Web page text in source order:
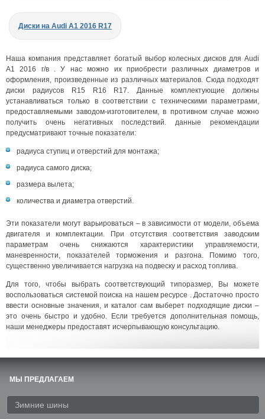
Диски на Audi A1 2016 R17
Наша компания представляет богатый выбор колесных дисков для Audi
A1 2016 г/в . У нас можно их приобрести различных диаметров и
оформления, произведенные из различных материалов. Сюда подходят
диски радиусов R15 R16 R17. Данные комплектующие должны
устанавливаться только в соответствии с техническими параметрами,
предоставляемыми заводом-изготовителем, в противном случае можно
получить очень негативных последствий. данные рекомендации
предусматривают точные показатели:
радиуса ступиц и отверстий для монтажа;
радиуса самого диска;
размера вылета;
количества и диаметра отверстий.
Эти показатели могут варьироваться – в зависимости от модели, объема
двигателя и комплектации. При отсутствия соответствия заводским
параметрам очень снижаются характеристики управляемости,
маневренности, показателей торможения и разгона. Помимо того,
существенно увеличивается нагрузка на подвеску и расход топлива.
Для того, чтобы выбрать соответствующий типоразмер, Вы можете
воспользоваться системой поиска на нашем ресурсе . Достаточно просто
ввести основные значения, и каталог сам выберет подходящие диски –
это очень быстро и удобно. Если требуется дополнительная помощь,
наши менеджеры предоставят исчерпывающую консультацию.
МЫ ПРЕДЛАГАЕМ
Зимние шины